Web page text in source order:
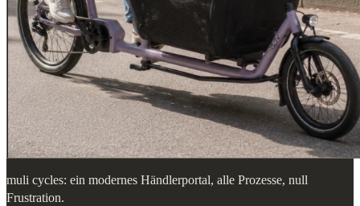
muli cycles: ein modernes Händlerportal, alle Prozesse, null
Frustration.